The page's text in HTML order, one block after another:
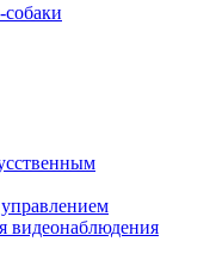
видеонаблюдения